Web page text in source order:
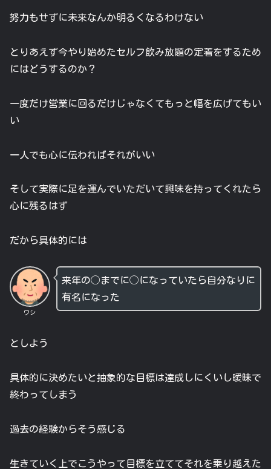
努力もせずに未来なんか明るくなるわけない
とりあえず今やり始めたセルフ飲み放題の定着をするため
にはどうするのか？
一度だけ営業に回るだけじゃなくてもっと幅を広げてもい
い
一人でも心に伝わればそれがいい
そして実際に足を運んでいただいて興味を持ってくれたら
心に残るはず
だから具体的には
ワシ
来年の◯までに◯になっていたら自分なりに
有名になった
としよう
具体的に決めたいと抽象的な目標は達成しにくいし曖昧で
終わってしまう
過去の経験からそう感じる
生きていく上でこうやって目標を立ててそれを乗り越えた